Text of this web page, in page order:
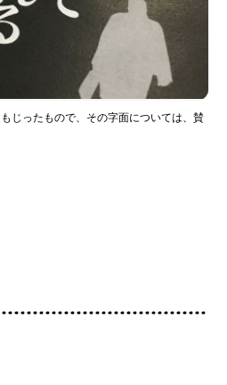
じったもので、その字面については、賛